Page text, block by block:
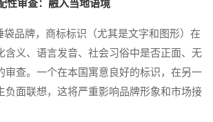
性审查：融入当地语境
品牌，商标标识（尤其是文字和图形）在
含义、语言发音、社会习俗中是否正面、无
审查。一个在本国寓意良好的标识，在另一
负面联想，这将严重影响品牌形象和市场接